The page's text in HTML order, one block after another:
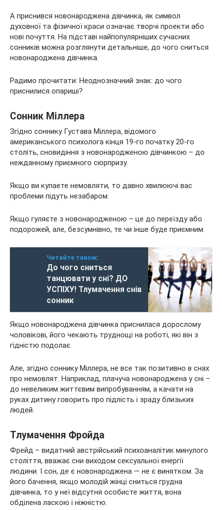
А приснився новонароджена дівчинка, як символ
духовної та фізичної краси означає творчі проекти або
нові почуття. На підставі найпопулярніших сучасних
сонників можна розглянути детальніше, до чого сниться
новонароджена дівчинка.
Радимо прочитати: Неоднозначний знак: до чого
приснилися опариші?
Сонник Міллера
Згідно соннику Густава Міллера, відомого
американського психолога кінця 19-го початку 20-го
століть, сновидіння з новонародженою дівчинкою – до
нежданному приємного сюрпризу.
Якщо ви купаете немовляти, то давно хвилюючі вас
проблеми підуть незабаром.
Якщо гуляєте з новонародженою – це до переїзду або
подорожей, але, безсумнівно, те чи інше буде приємним.
Читайте також:
До чого сниться
танцювати у сні? ДО
УСПІХУ! Тлумачення снів
сонник
Якщо новонароджена дівчинка приснилася дорослому
чоловікові, його чекають труднощі на роботі, які він з
гідністю подолає.
Але, згідно соннику Міллера, не все так позитивно в снах
про немовлят. Наприклад, плачуча новонароджена у сні –
до невеликим життєвим випробуванням, а качати на
руках дитину говорить про підлість і зраду близьких
людей.
Тлумачення Фройда
Фрейд – видатний австрійський психоаналітик минулого
століття, вважає сни виходом сексуальної енергії
людини. І сон, де є новонароджена — не є винятком. За
його бачення, якщо молодій жінці сниться грудна
дівчинка, то у неї відсутня особисте життя, вона
обділена ласкою і ніжністю.